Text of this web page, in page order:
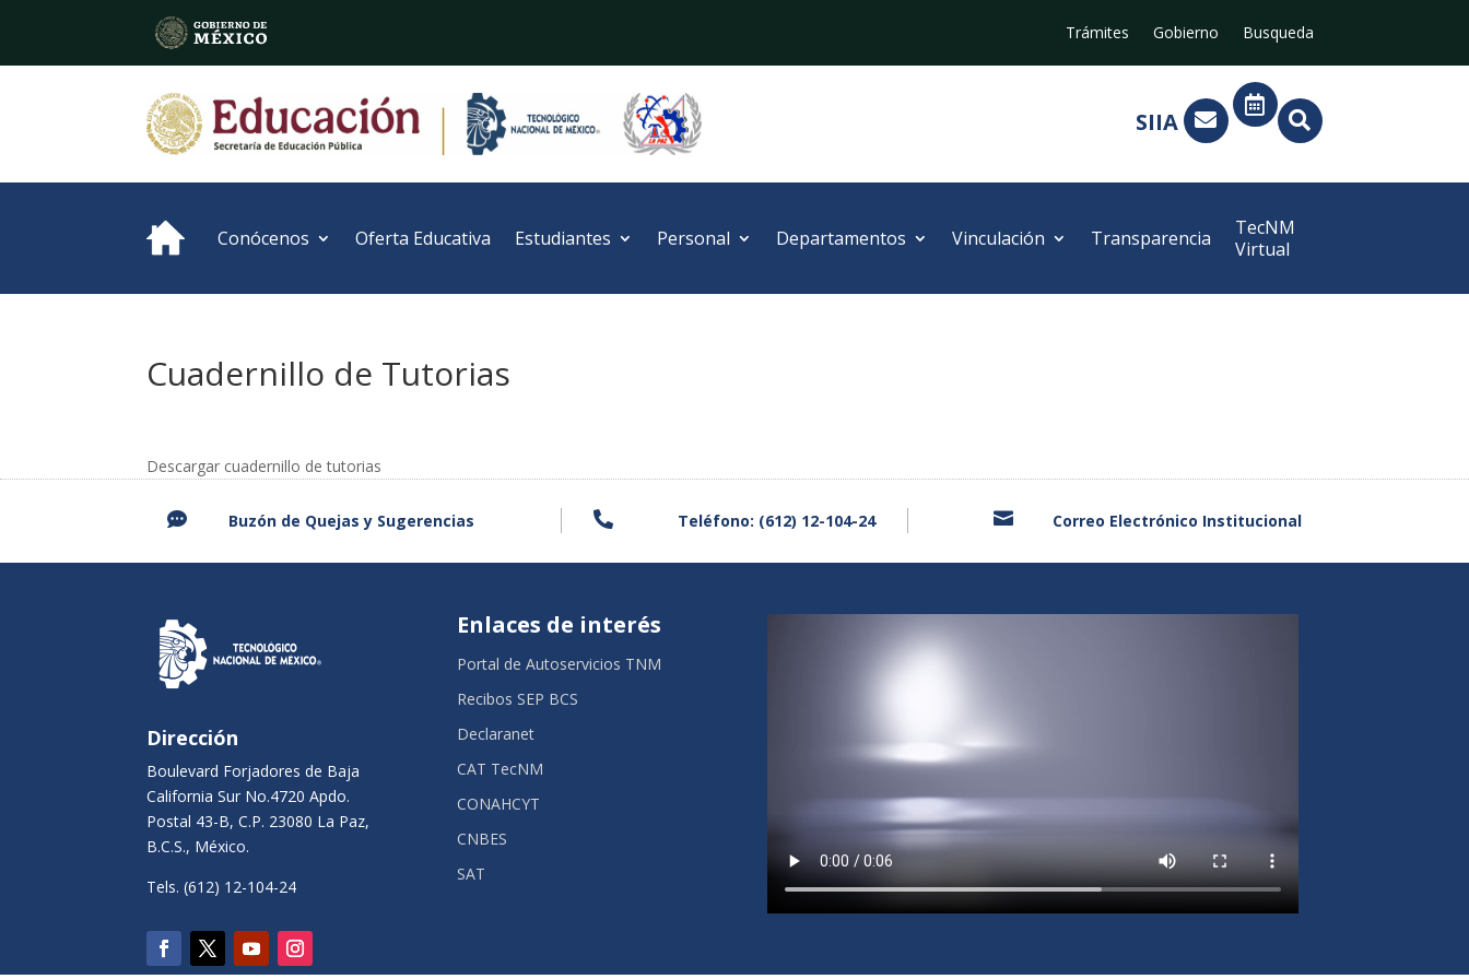
Trámites Gobierno Busqueda
SIIA 


Conócenos Oferta Educativa Estudiantes Personal Departamentos Vinculación Transparencia
TecNM
Virtual
Cuadernillo de Tutorias
Descargar cuadernillo de tutorias
 Buzón de Quejas y Sugerencias  Teléfono: (612) 12-104-24  Correo Electrónico Institucional
Dirección
Boulevard Forjadores de Baja
California Sur No.4720 Apdo.
Postal 43-B, C.P. 23080 La Paz,
B.C.S., México.
Tels. (612) 12-104-24
Enlaces de interés
Portal de Autoservicios TNM
Recibos SEP BCS
Declaranet
CAT TecNM
CONAHCYT
CNBES
SAT